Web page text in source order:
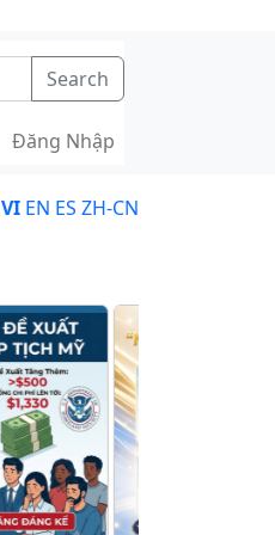
Search
Đăng Nhập
VI EN ES ZH-CN